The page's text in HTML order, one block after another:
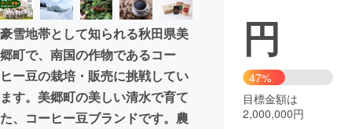
まちづくり・地域活性化
CAMPFIRE for Social Good
CAMPFIRE Creation
CAMPFIREふるさと納税machi-ya コミュニティ
豪雪地帯として知られる秋田県美
郷町で、南国の作物であるコー
ヒー豆の栽培・販売に挑戦してい
ます。美郷町の美しい清水で育て
た、コーヒー豆ブランドです。農
円
47%
目標金額は
2,000,000円